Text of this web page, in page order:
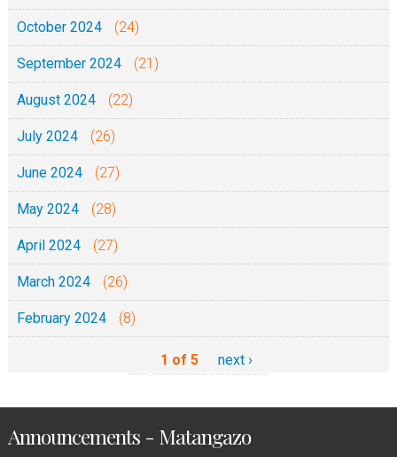
October 2024 (24)
September 2024 (21)
August 2024 (22)
July 2024 (26)
June 2024 (27)
May 2024 (28)
April 2024 (27)
March 2024 (26)
February 2024 (8)
1 of 5 next ›
Announcements - Matangazo